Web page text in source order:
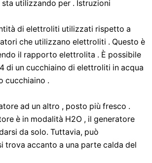
utilizzando per . Istruzioni
di elettroliti utilizzati rispetto a
che utilizzano elettroliti . Questo è
il rapporto elettrolita . È possibile
di un cucchiaino di elettroliti in acqua
cucchiaino .
ad un altro , posto più fresco .
è in modalità H2O , il generatore
da solo. Tuttavia, può
trova accanto a una parte calda del